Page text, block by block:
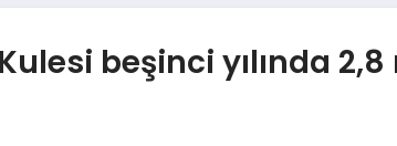
beşinci yılında